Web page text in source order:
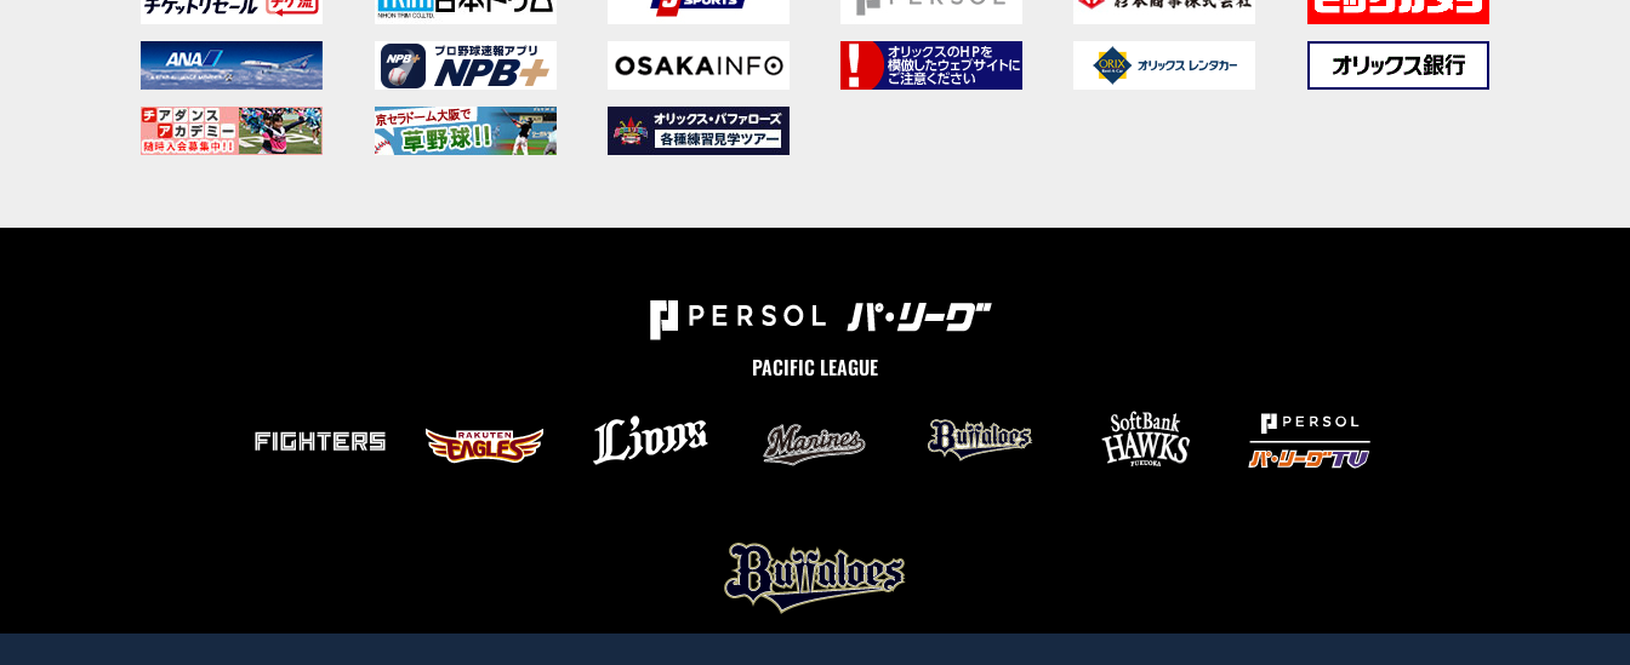
PACIFIC LEAGUE